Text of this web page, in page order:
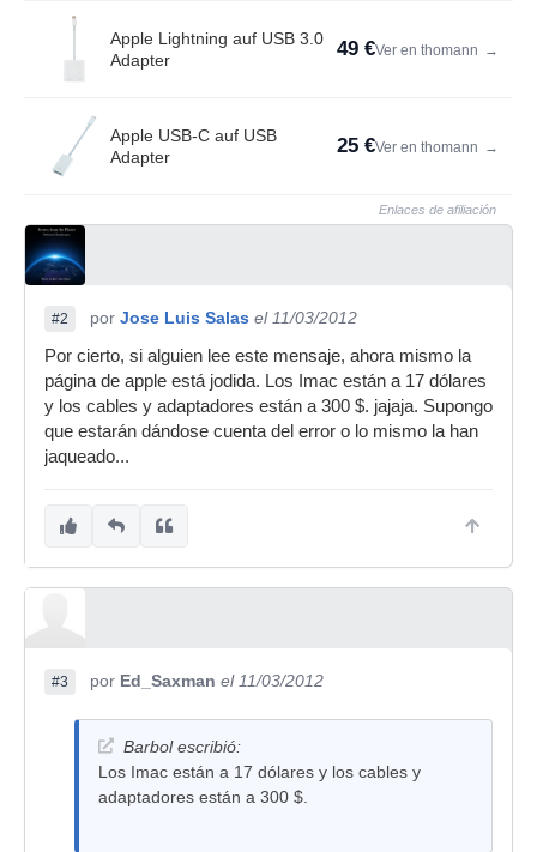
Apple Lightning auf USB 3.0
Adapter
49 €Ver en thomann →
Apple USB-C auf USB
Adapter
25 €Ver en thomann →
Enlaces de afiliación
#2 por Jose Luis Salas el 11/03/2012
Por cierto, si alguien lee este mensaje, ahora mismo la
página de apple está jodida. Los Imac están a 17 dólares
y los cables y adaptadores están a 300 $. jajaja. Supongo
que estarán dándose cuenta del error o lo mismo la han
jaqueado...
#3 por Ed_Saxman el 11/03/2012
Barbol escribió:
Los Imac están a 17 dólares y los cables y
adaptadores están a 300 $.